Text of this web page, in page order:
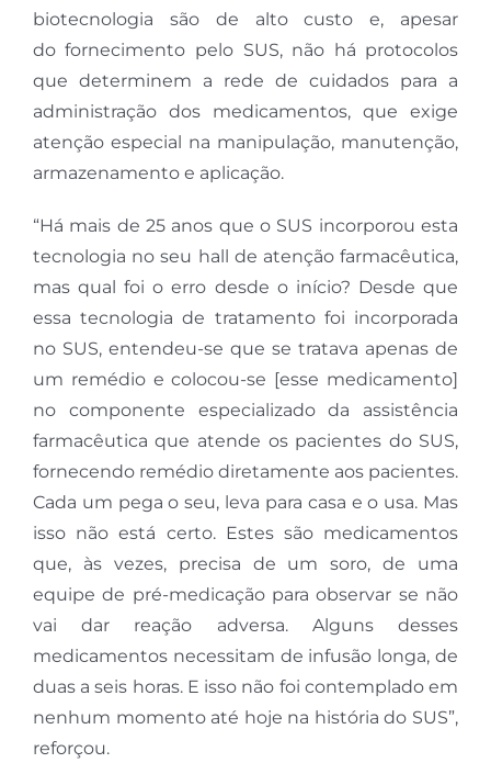
biotecnologia são de alto custo e, apesar
do fornecimento pelo SUS, não há protocolos
que determinem a rede de cuidados para a
administração dos medicamentos, que exige
atenção especial na manipulação, manutenção,
armazenamento e aplicação.
“Há mais de 25 anos que o SUS incorporou esta
tecnologia no seu hall de atenção farmacêutica,
mas qual foi o erro desde o início? Desde que
essa tecnologia de tratamento foi incorporada
no SUS, entendeu-se que se tratava apenas de
um remédio e colocou-se [esse medicamento]
no componente especializado da assistência
farmacêutica que atende os pacientes do SUS,
fornecendo remédio diretamente aos pacientes.
Cada um pega o seu, leva para casa e o usa. Mas
isso não está certo. Estes são medicamentos
que, às vezes, precisa de um soro, de uma
equipe de pré-medicação para observar se não
vai dar reação adversa. Alguns desses
medicamentos necessitam de infusão longa, de
duas a seis horas. E isso não foi contemplado em
nenhum momento até hoje na história do SUS”,
reforçou.